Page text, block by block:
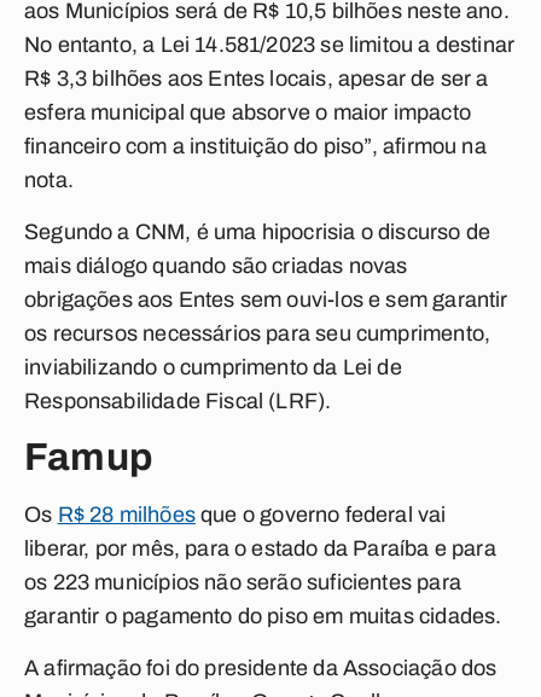
aos Municípios será de R$ 10,5 bilhões neste ano.
No entanto, a Lei 14.581/2023 se limitou a destinar
R$ 3,3 bilhões aos Entes locais, apesar de ser a
esfera municipal que absorve o maior impacto
financeiro com a instituição do piso”, afirmou na
nota.
Segundo a CNM, é uma hipocrisia o discurso de
mais diálogo quando são criadas novas
obrigações aos Entes sem ouvi-los e sem garantir
os recursos necessários para seu cumprimento,
inviabilizando o cumprimento da Lei de
Responsabilidade Fiscal (LRF).
Famup
Os R$ 28 milhõesque o governo federal vai
liberar, por mês, para o estado da Paraíba e para
os 223 municípios não serão suficientes para
garantir o pagamento do piso em muitas cidades.
A afirmação foi do presidente da Associação dos